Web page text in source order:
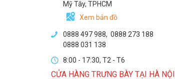
Mỹ Tây, TPHCM
Xem bản đồ
0888 497 988, 0888 273 188
0888 031 138
8:00 - 17:30, T2 - T6
CỬA HÀNG TRƯNG BÀY TẠI HÀ NỘI